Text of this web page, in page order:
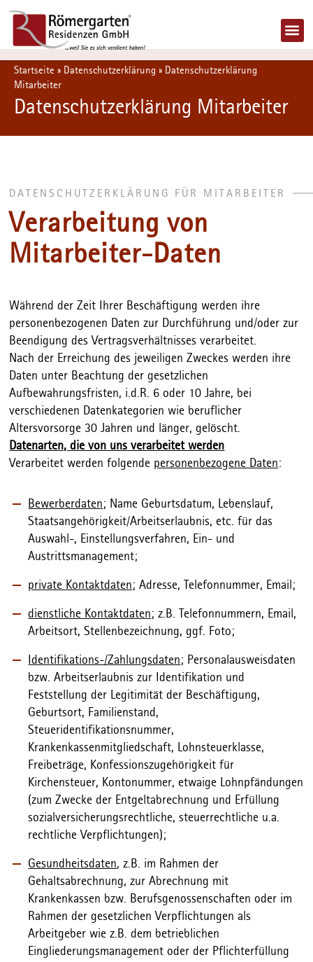
Startseite » Datenschutzerklärung » Datenschutzerklärung
Mitarbeiter
Datenschutzerklärung Mitarbeiter
DATENSCHUTZERKLÄRUNG FÜR MITARBEITER
Verarbeitung von
Mitarbeiter-Daten
Während der Zeit Ihrer Beschäftigung werden ihre
personenbezogenen Daten zur Durchführung und/oder zur
Beendigung des Vertragsverhältnisses verarbeitet.
Nach der Erreichung des jeweiligen Zweckes werden ihre
Daten unter Beachtung der gesetzlichen
Aufbewahrungsfristen, i.d.R. 6 oder 10 Jahre, bei
verschiedenen Datenkategorien wie beruflicher
Altersvorsorge 30 Jahren und länger, gelöscht.
Datenarten, die von uns verarbeitet werden
Verarbeitet werden folgende personenbezogene Daten:
Bewerberdaten; Name Geburtsdatum, Lebenslauf,
Staatsangehörigkeit/Arbeitserlaubnis, etc. für das
Auswahl-, Einstellungsverfahren, Ein- und
Austrittsmanagement;
private Kontaktdaten; Adresse, Telefonnummer, Email;
dienstliche Kontaktdaten; z.B. Telefonnummern, Email,
Arbeitsort, Stellenbezeichnung, ggf. Foto;
Identifikations-/Zahlungsdaten; Personalausweisdaten
bzw. Arbeitserlaubnis zur Identifikation und
Feststellung der Legitimität der Beschäftigung,
Geburtsort, Familienstand,
Steueridentifikationsnummer,
Krankenkassenmitgliedschaft, Lohnsteuerklasse,
Freibeträge, Konfessionszugehörigkeit für
Kirchensteuer, Kontonummer, etwaige Lohnpfändungen
(zum Zwecke der Entgeltabrechnung und Erfüllung
sozialversicherungsrechtliche, steuerrechtliche u.a.
rechtliche Verpflichtungen);
Gesundheitsdaten, z.B. im Rahmen der
Gehaltsabrechnung, zur Abrechnung mit
Krankenkassen bzw. Berufsgenossenschaften oder im
Rahmen der gesetzlichen Verpflichtungen als
Arbeitgeber wie z.B. dem betrieblichen
Eingliederungsmanagement oder der Pflichterfüllung